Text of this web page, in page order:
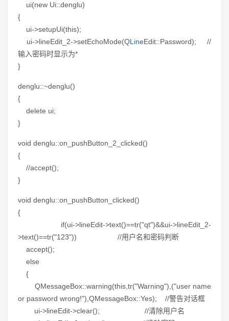
ui(new Ui::denglu)
{
ui->setupUi(this);
ui->lineEdit_2->setEchoMode(QLineEdit::Password); //
输入密码时显示为*
}
denglu::~denglu()
{
delete ui;
}
void denglu::on_pushButton_2_clicked()
{
//accept();
}
void denglu::on_pushButton_clicked()
{
if(ui->lineEdit->text()==tr("qt")&&ui->lineEdit_2-
>text()==tr("123")) //用户名和密码判断
accept();
else
{
QMessageBox::warning(this,tr("Warning"),("user name
or password wrong!"),QMessageBox::Yes); //警告对话框
ui->lineEdit->clear(); //清除用户名